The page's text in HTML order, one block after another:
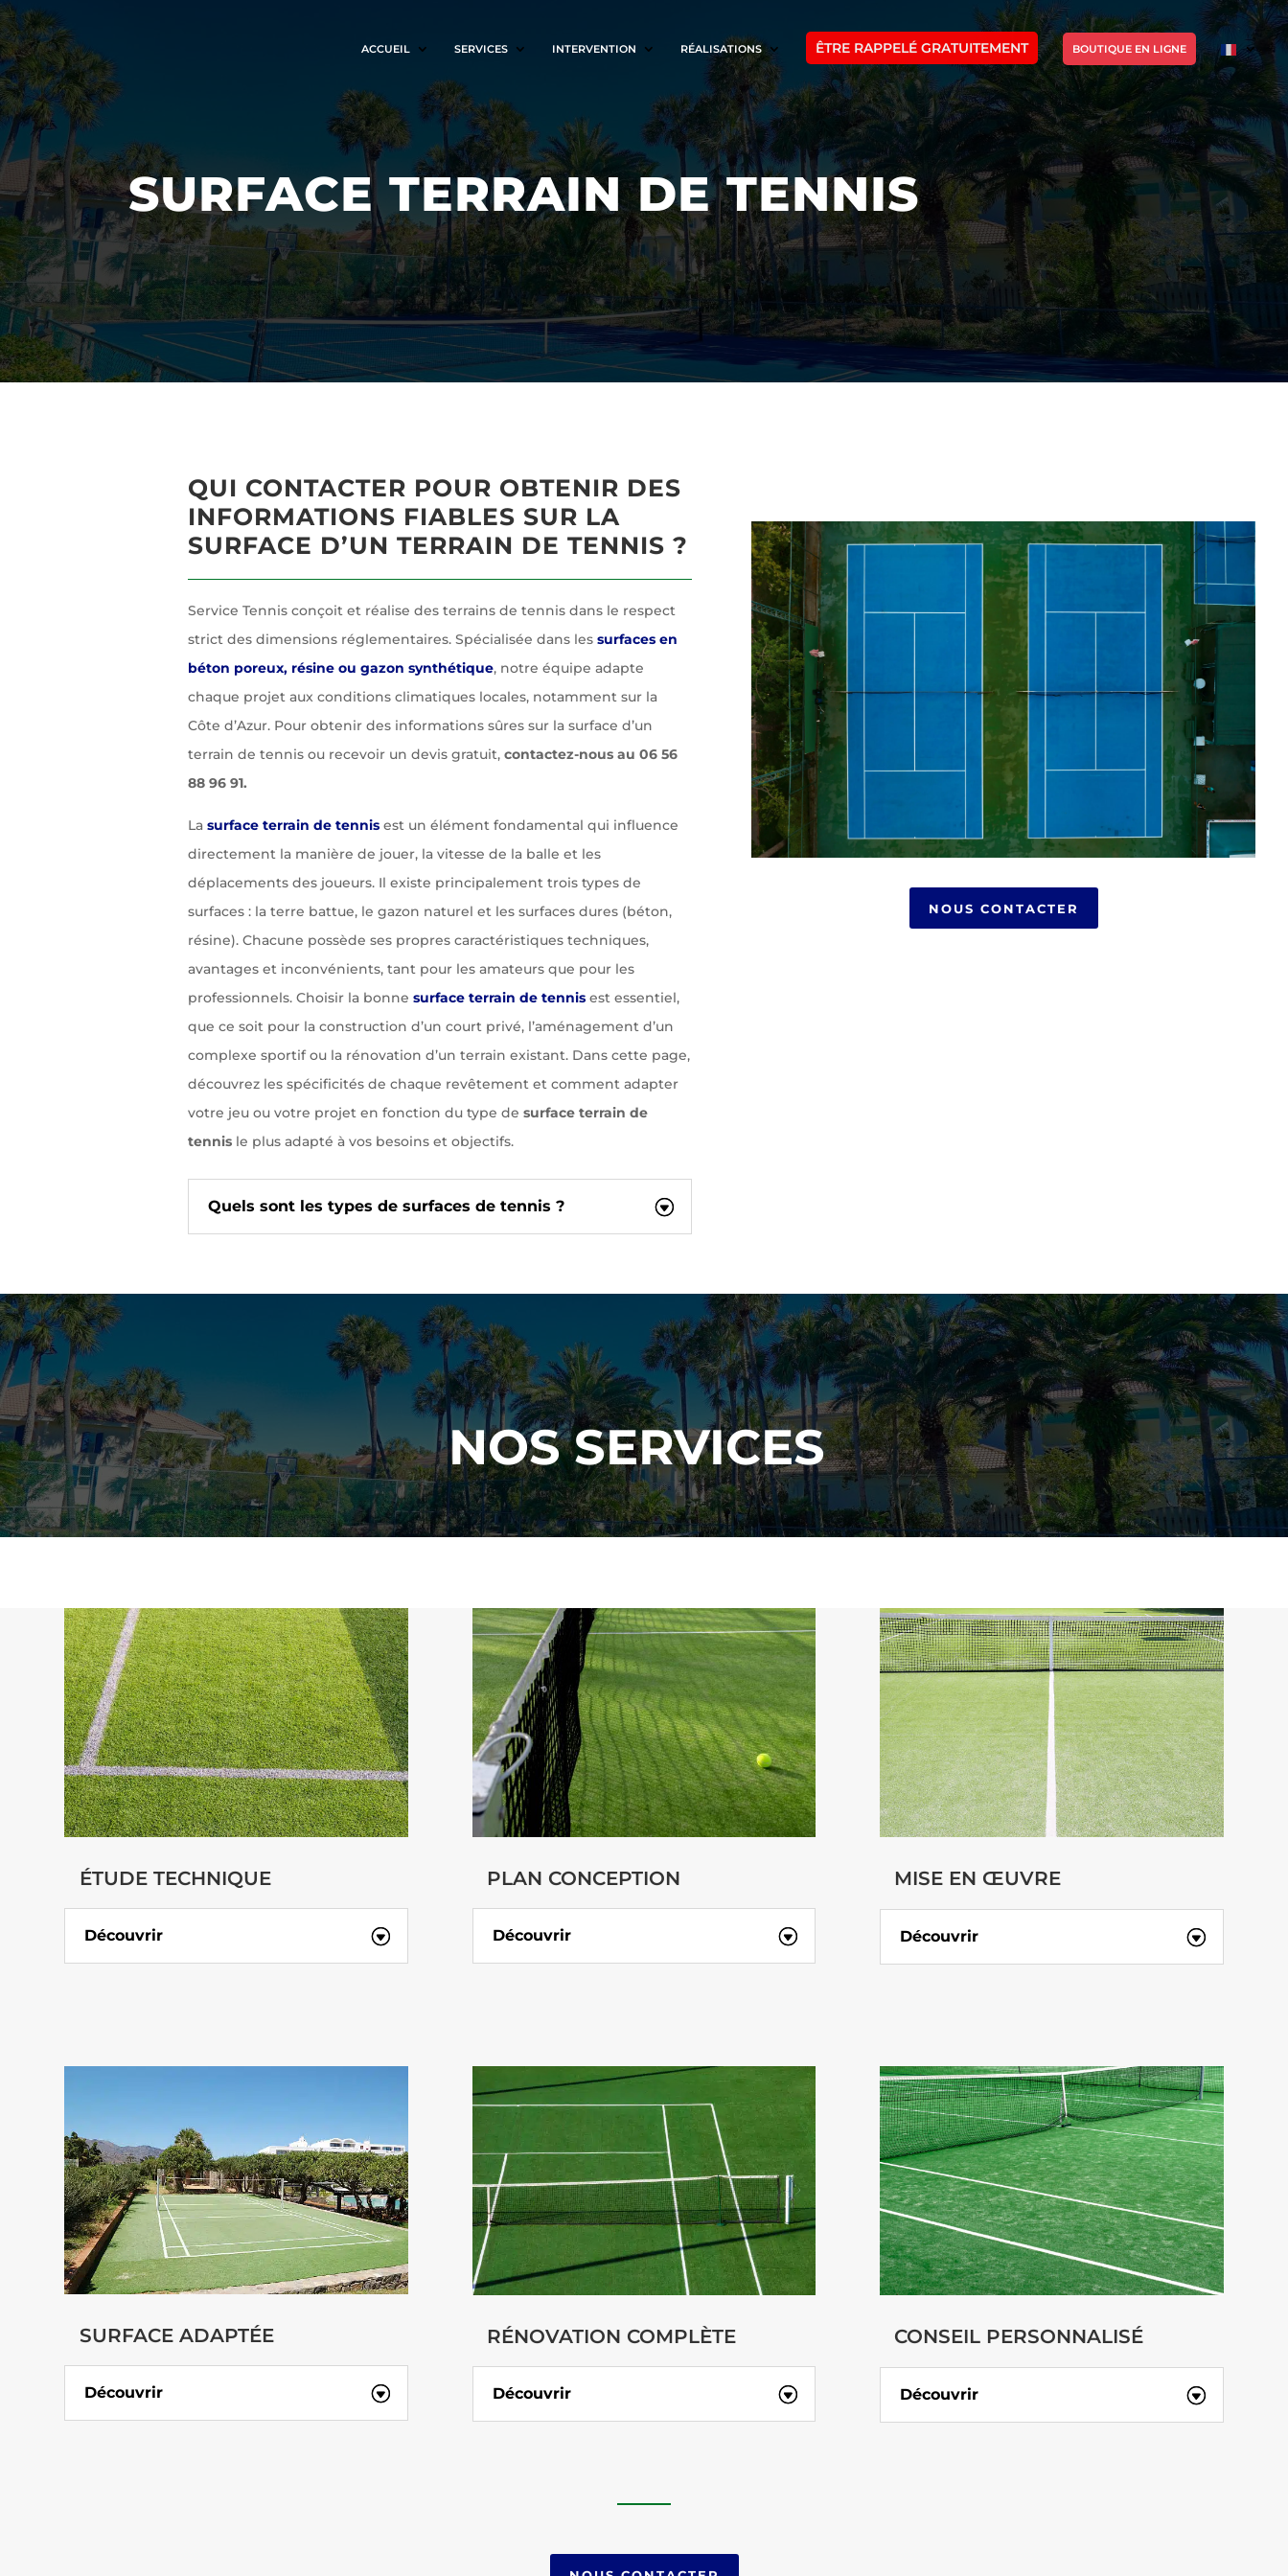
ACCUEIL SERVICES INTERVENTION RÉALISATIONS ÊTRE RAPPELÉ GRATUITEMENT BOUTIQUE EN LIGNE
SURFACE TERRAIN DE TENNIS
QUI CONTACTER POUR OBTENIR DES
INFORMATIONS FIABLES SUR LA
SURFACE D’UN TERRAIN DE TENNIS ?
Service Tennis conçoit et réalise des terrains de tennis dans le respect
strict des dimensions réglementaires. Spécialisée dans les surfaces en
béton poreux, résine ou gazon synthétique, notre équipe adapte
chaque projet aux conditions climatiques locales, notamment sur la
Côte d’Azur. Pour obtenir des informations sûres sur la surface d’un
terrain de tennis ou recevoir un devis gratuit, contactez-nous au 06 56
88 96 91.
La surface terrain de tennis est un élément fondamental qui influence
directement la manière de jouer, la vitesse de la balle et les
déplacements des joueurs. Il existe principalement trois types de
surfaces : la terre battue, le gazon naturel et les surfaces dures (béton,
résine). Chacune possède ses propres caractéristiques techniques,
avantages et inconvénients, tant pour les amateurs que pour les
professionnels. Choisir la bonne surface terrain de tennisest essentiel,
que ce soit pour la construction d’un court privé, l’aménagement d’un
complexe sportif ou la rénovation d’un terrain existant. Dans cette page,
découvrez les spécificités de chaque revêtement et comment adapter
votre jeu ou votre projet en fonction du type de surface terrain de
tennisle plus adapté à vos besoins et objectifs.
Quels sont les types de surfaces de tennis ?
NOUS CONTACTER
NOS SERVICES
ÉTUDE TECHNIQUE
Découvrir
PLAN CONCEPTION
Découvrir
MISE EN ŒUVRE
Découvrir
SURFACE ADAPTÉE
Découvrir
RÉNOVATION COMPLÈTE
Découvrir
CONSEIL PERSONNALISÉ
Découvrir